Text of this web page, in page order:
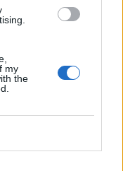
my
the